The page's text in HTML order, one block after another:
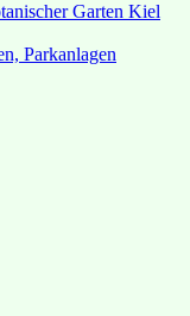
Garten Kiel
Parkanlagen